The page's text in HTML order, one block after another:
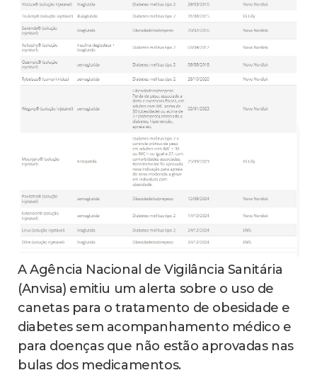
A Agência Nacional de Vigilância Sanitária
(Anvisa) emitiu um alerta sobre o uso de
canetas para o tratamento de obesidade e
diabetes sem acompanhamento médico e
para doenças que não estão aprovadas nas
bulas dos medicamentos.